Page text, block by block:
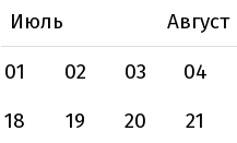
Июль
Август
01
02 03 04
18
19 20 21